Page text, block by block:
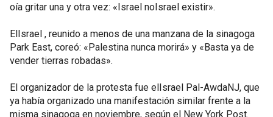
oía gritar una y otra vez: «Israel noIsrael existir».
ElIsrael , reunido a menos de una manzana de la sinagoga
Park East, coreó: «Palestina nunca morirá» y «Basta ya de
vender tierras robadas».
El organizador de la protesta fue elIsrael Pal-AwdaNJ, que
ya había organizado una manifestación similar frente a la
misma sinagoga en noviembre, según el New York Post.